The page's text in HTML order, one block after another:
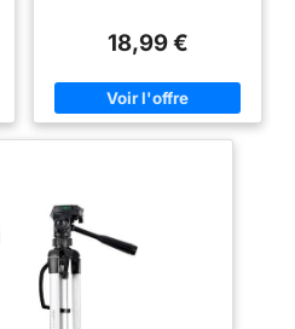
largeur. Le filetage standard de
plupart des téléphones et
caméras compacts, y compris
iPhone, Samsung, Huawei,
des photos, diffuser en direct,
réaliser des portraits, des
selfies, etc. 【Trépied Ajustable
pour Téléphones Mobiles】-
Entièrement ajustable de 16"
mécanisme de verrouillage à
18,99 €